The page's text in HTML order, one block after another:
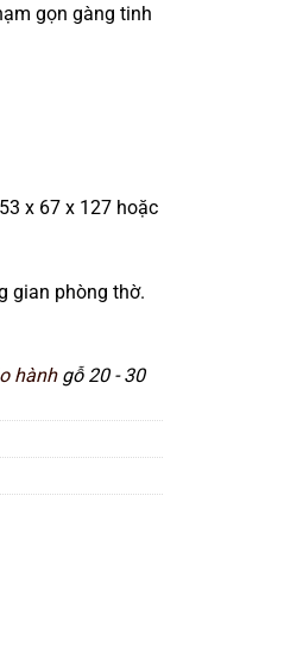
gọn gàng tinh
x 67 x 127 hoặc
gian phòng thờ.
hànhgỗ 20 - 30